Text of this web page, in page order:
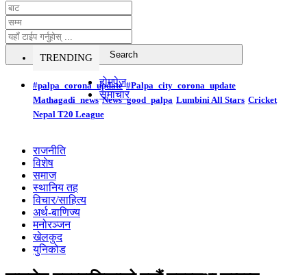
TRENDING
#palpa_corona_update #Palpa_city_corona_update
Mathagadi_news News_good_palpa Lumbini All Stars Cricket
Nepal T20 League
होमपेज
समाचार
राजनीति
विशेष
समाज
स्थानिय तह
विचार/साहित्य
अर्थ-बाणिज्य
मनोरञ्जन
खेलकुद
युनिकोड